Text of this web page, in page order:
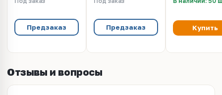
14x14x6мм и
Raspberry Pi 4B
комплект из 3шт
Предзаказ Предзаказ Купить
Отзывы и вопросы